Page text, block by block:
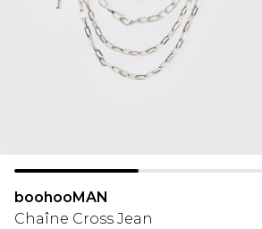
boohooMAN
Chaîne Cross Jean